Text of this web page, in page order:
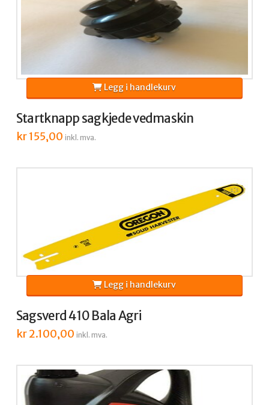
Startknapp sagkjede vedmaskin
kr155,00 inkl. mva.
Legg i handlekurv
Sagsverd 410 Bala Agri
kr2.100,00 inkl. mva.
Legg i handlekurv